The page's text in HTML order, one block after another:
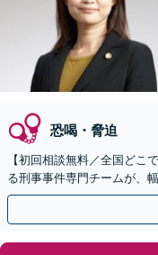
恐喝・脅迫
【初回相談無料／全国どこ
る刑事事件専門チームが、